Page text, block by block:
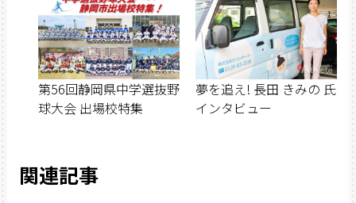
第56回静岡県中学選抜野
球大会 出場校特集
夢を追え! 長田 きみの 氏
インタビュー
関連記事